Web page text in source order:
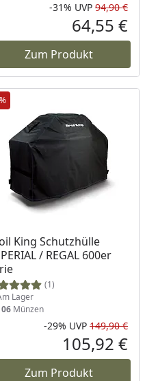
Preis
-31% UVP 94,90 €
64,55 €
Zum Produkt
Preis
King Schutzhülle
/ REGAL 600er
(1)
am Lager
Lager
Münzen
-29% UVP 149,90 €
105,92 €
Zum Produkt